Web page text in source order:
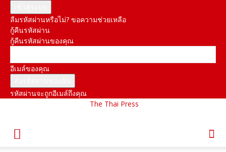
ลืมรหัสผ่านหรือไม่? ขอความช่วยเหลือ
กู้คืนรหัสผ่าน
กู้คืนรหัสผ่านของคุณ
อีเมล์ของคุณ
รหัสผ่านจะถูกอีเมล์ถึงคุณ
The Thai Press